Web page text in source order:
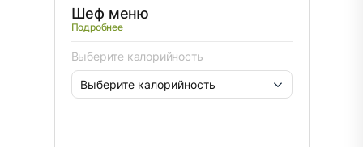
Шеф меню
Подробнее
Выберите калорийность